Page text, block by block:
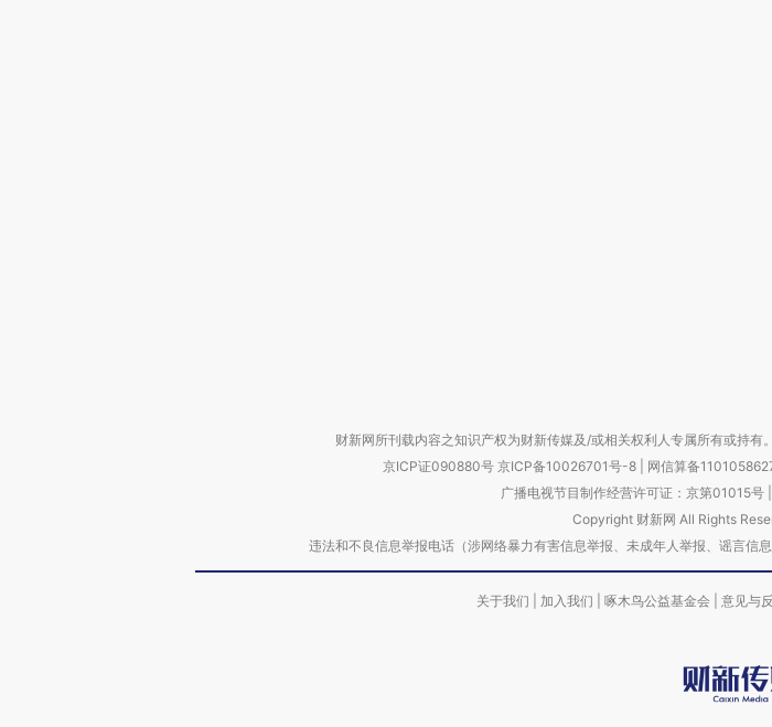
财新网所刊载内容之知识产权为财新传媒及/或相关权利人专属所有或持有
京ICP证090880号 京ICP备10026701号-8 网信算备
广播电视节目制作经营许可证：京第01015号|
Copyright 财新网 All Rights
违法和不良信息举报电话（涉网络暴力有害信息举报、未成年人举报、谣
关于我们 加入我们 啄木鸟公益基金会 意见与